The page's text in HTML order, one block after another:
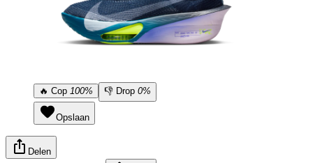
🔥 Cop 100% 👎 Drop 0%
Opslaan
Delen